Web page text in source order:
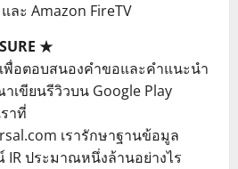
ละ Amazon FireTV
★
พื่อตอบสนองคำขอและคำแนะนำ
เขียนรีวิวบน Google Play
าที่
เรารักษาฐานข้อมูล
ประมาณหนึ่งล้านอย่างไร